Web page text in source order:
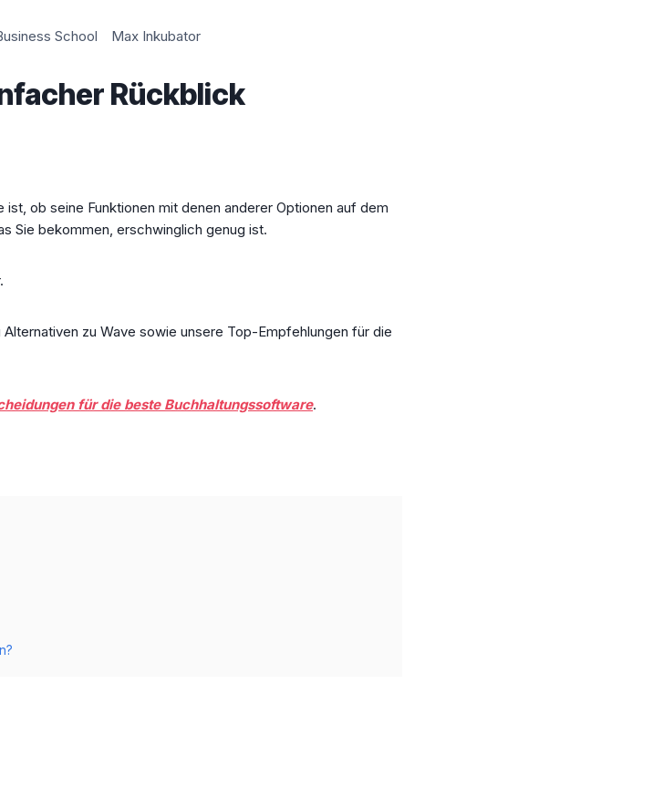
School Max Inkubator
Rückblick
ob seine Funktionen mit denen anderer Optionen auf dem
Sie bekommen, erschwinglich genug ist.
zu Wave sowie unsere Top-Empfehlungen für die
für die beste Buchhaltungssoftware.